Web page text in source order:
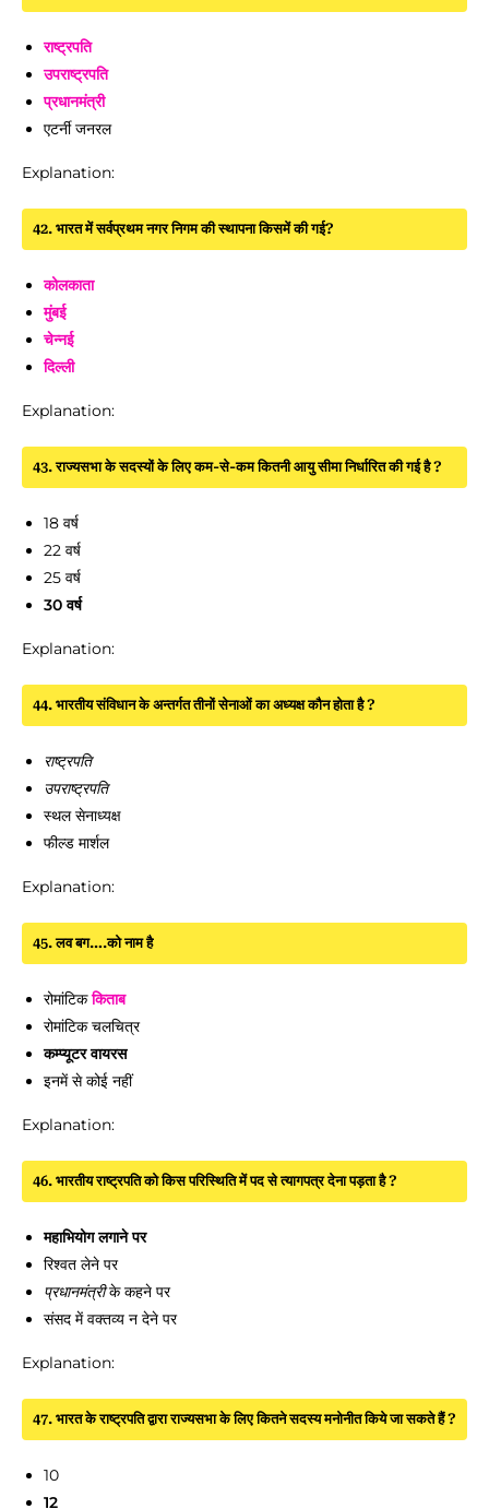
राष्ट्रपति
उपराष्ट्रपति
प्रधानमंत्री
एटर्नी जनरल
Explanation:
42. भारत में सर्वप्रथम नगर निगम की स्थापना किसमें की गई?
कोलकाता
मुंबई
चेन्नई
दिल्ली
Explanation:
43. राज्यसभा के सदस्यों के लिए कम-से-कम कितनी आयु सीमा निर्धारित की गई है ?
18 वर्ष
22 वर्ष
25 वर्ष
30 वर्ष
Explanation:
44. भारतीय संविधान के अन्तर्गत तीनों सेनाओं का अध्यक्ष कौन होता है ?
राष्ट्रपति
उपराष्ट्रपति
स्थल सेनाध्यक्ष
फील्ड मार्शल
Explanation:
45. लव बग….को नाम है
रोमांटिककिताब
रोमांटिक चलचित्र
कम्प्यूटर वायरस
इनमें से कोई नहीं
Explanation:
46. भारतीय राष्ट्रपति को किस परिस्थिति में पद से त्यागपत्र देना पड़ता है ?
महाभियोग लगाने पर
रिश्वत लेने पर
प्रधानमंत्रीके कहने पर
संसद में वक्तव्य न देने पर
Explanation:
47. भारत के राष्ट्रपति द्वारा राज्यसभा के लिए कितने सदस्य मनोनीत किये जा सकते हैं ?
10
12